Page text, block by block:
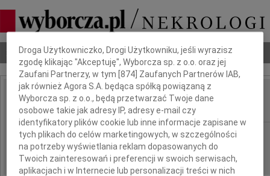
Nekrologi Odeszli Poradnik pogrzebowy
IMIĘ I NAZWISKO: Andrzej Radwan
REGION: Kraków
DATA EMISJI: 18.01.2013
Dbamy o Twoją prywatność
Droga Użytkowniczko, Drogi Użytkowniku, jeśli wyrazisz
zgodę klikając "Akceptuję", Wyborcza sp. z o.o. oraz jej
Zaufani Partnerzy, w tym [874 ] Zaufanych Partnerów IAB,
jak również Agora S.A. będąca spółką powiązaną z
Wyborcza sp. z o.o., będą przetwarzać Twoje dane
osobowe takie jak adresy IP, adresy e-mail czy
identyfikatory plików cookie lub inne informacje zapisane w
tych plikach do celów marketingowych, w szczególności
na potrzeby wyświetlania reklam dopasowanych do
Twoich zainteresowań i preferencji w swoich serwisach,
aplikacjach i w Internecie lub personalizacji treści w nich